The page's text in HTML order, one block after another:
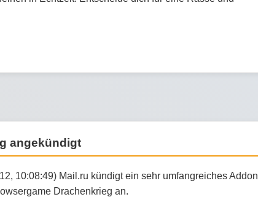
angekündigt
10:08:49) Mail.ru kündigt ein sehr umfangreiches Addon
Drachenkrieg an.